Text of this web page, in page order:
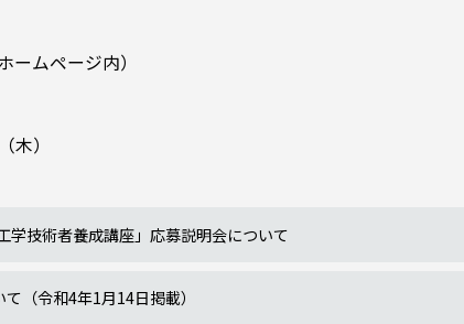
ームページ内）
）
技術者養成講座」応募説明会について
（令和4年1月14日掲載）